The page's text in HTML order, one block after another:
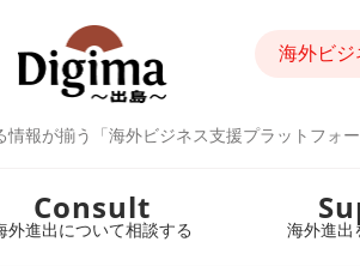
情報が揃う「海外ビジネス支援プラットフォ
海外ビジ
Consult
外進出について相談する 海外進出